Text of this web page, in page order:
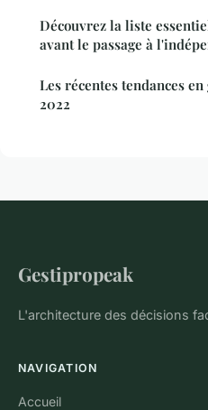
Découvrez la liste
avant le passage à
Les récentes tendances
2022
Gestipropeak
L'architecture des décisions
NAVIGATION
Accueil